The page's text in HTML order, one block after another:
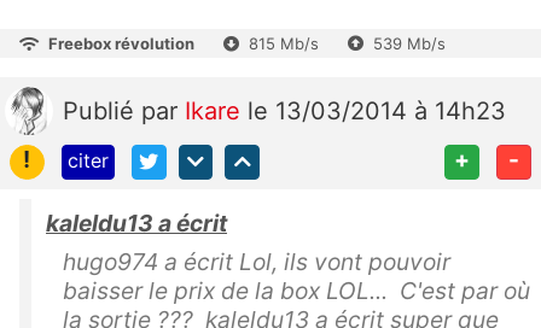
Freebox révolution 815 Mb/s 539 Mb/s
Publié par Ikare le 13/03/2014 à 14h23
!
citer + -
kaleldu13 a écrit
hugo974 a écrit Lol, ils vont pouvoir
baisser le prix de la box LOL... C'est par où
la sortie ??? kaleldu13 a écrit super que